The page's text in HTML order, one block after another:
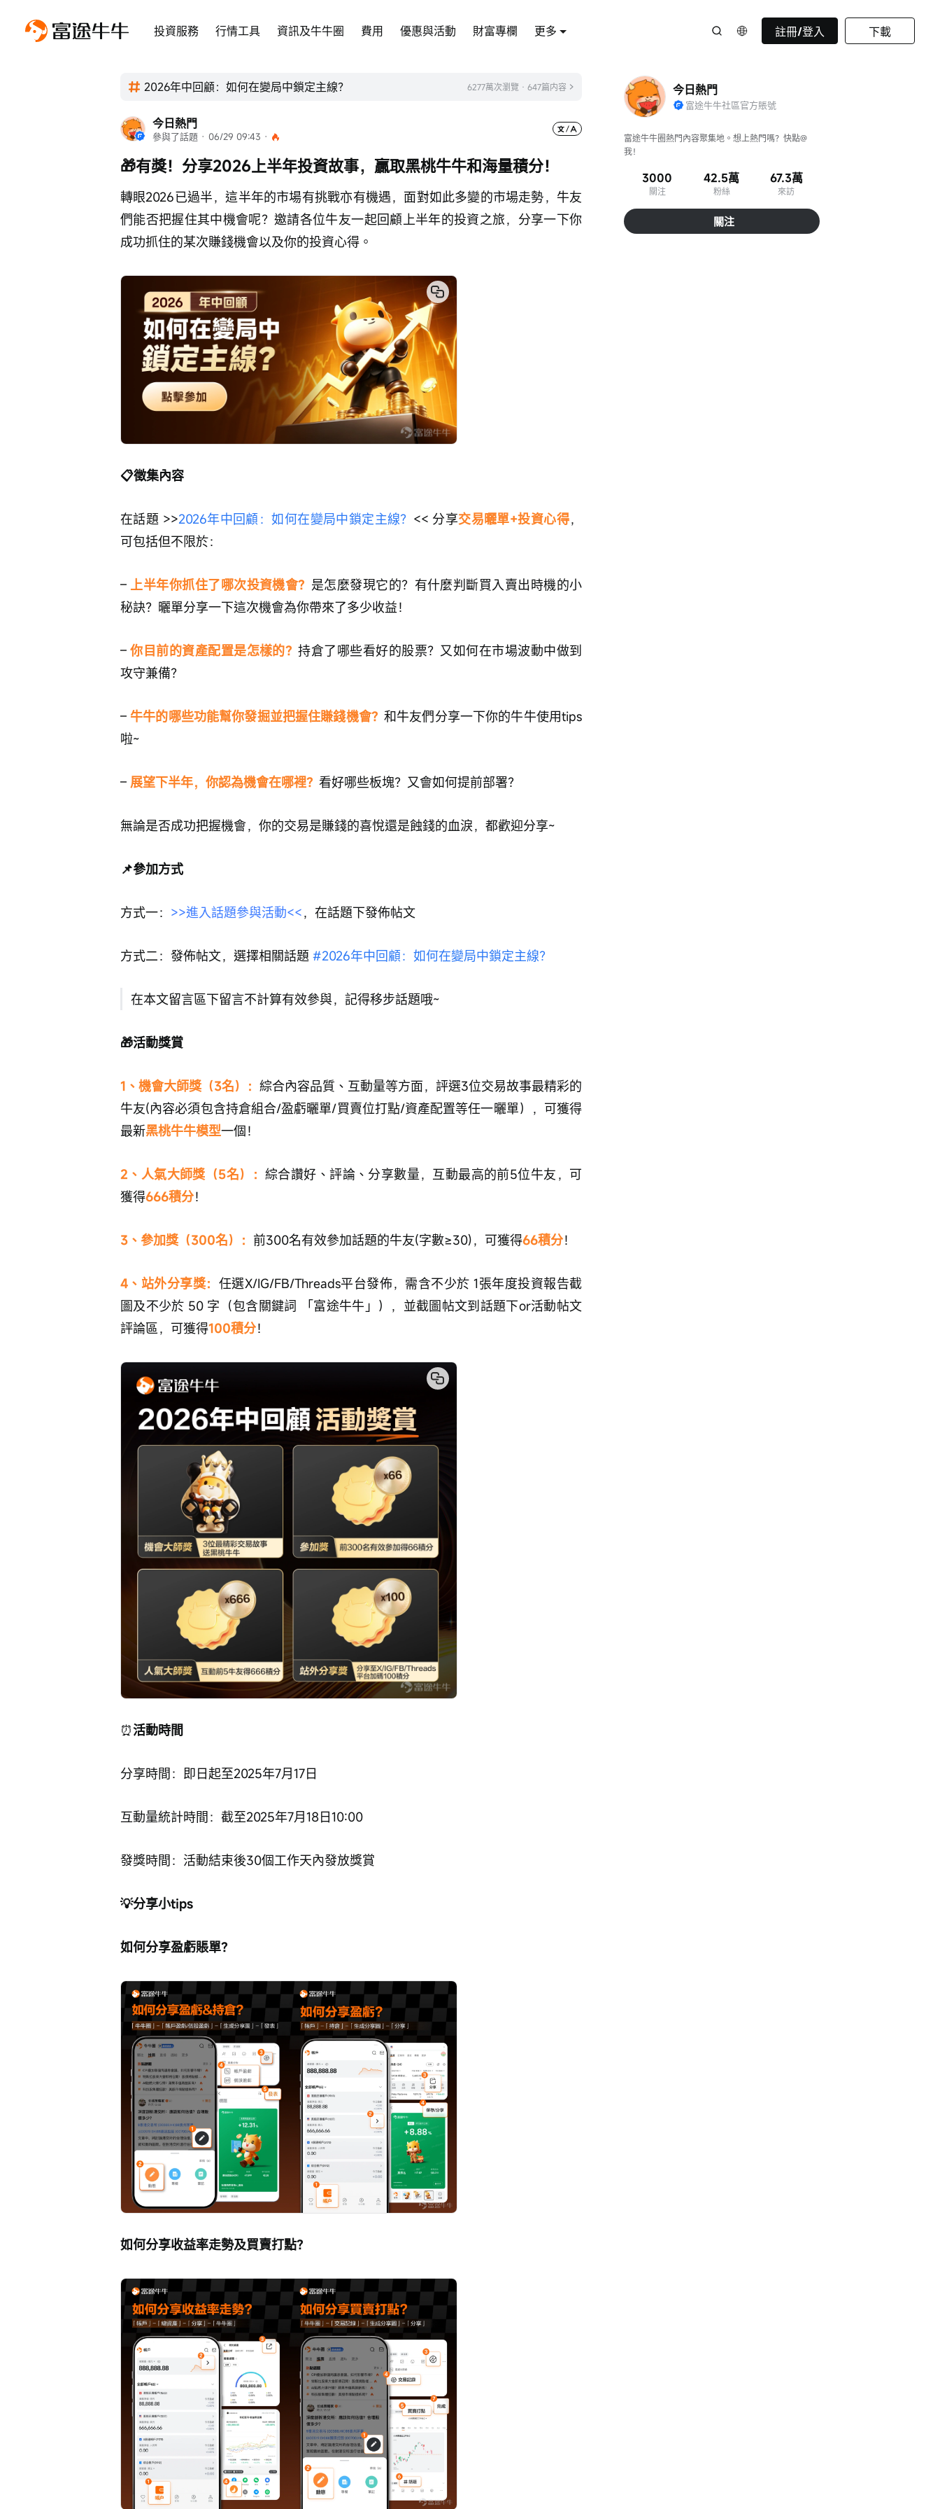
投資服務 行情工具 資訊及牛牛圈 費用 優惠與活動 財富專欄 更多 註冊/登入 下載
2026年中回顧：如何在變局中鎖定主線？ 6277萬次瀏覽 · 647篇内容
今日熱門
參與了話題 · 06/29 09:43 ·
🎁有獎！分享2026上半年投資故事，贏取黑桃牛牛和海量積分！
轉眼2026已過半，這半年的市場有挑戰亦有機遇，面對如此多變的市場走勢，牛友
們能否把握住其中機會呢？邀請各位牛友一起回顧上半年的投資之旅，分享一下你
成功抓住的某次賺錢機會以及你的投資心得。
📋徵集內容
在話題 >>2026年中回顧：如何在變局中鎖定主線？ << 分享交易曬單+投資心得，
可包括但不限於：
– 上半年你抓住了哪次投資機會？ 是怎麼發現它的？有什麼判斷買入賣出時機的小
秘訣？曬單分享一下這次機會為你帶來了多少收益！
– 你目前的資產配置是怎樣的？持倉了哪些看好的股票？又如何在市場波動中做到
攻守兼備？
– 牛牛的哪些功能幫你發掘並把握住賺錢機會？和牛友們分享一下你的牛牛使用tips
啦~
– 展望下半年，你認為機會在哪裡？ 看好哪些板塊？又會如何提前部署？
無論是否成功把握機會，你的交易是賺錢的喜悅還是蝕錢的血淚，都歡迎分享~
📌參加方式
方式一： >>進入話題參與活動<<，在話題下發佈帖文
方式二：發佈帖文，選擇相關話題 #2026年中回顧：如何在變局中鎖定主線？
在本文留言區下留言不計算有效參與，記得移步話題哦~
🎁活動獎賞
1、機會大師獎（3名）： 綜合內容品質、互動量等方面，評選3位交易故事最精彩的
牛友(內容必須包含持倉組合/盈虧曬單/買賣位打點/資產配置等任一曬單），可獲得
最新黑桃牛牛模型一個！
2、人氣大師獎（5名）： 綜合讚好、評論、分享數量，互動最高的前5位牛友，可
獲得666積分！
3、參加獎（300名）： 前300名有效參加話題的牛友(字數≥30)，可獲得66積分！
4、站外分享獎： 任選X/IG/FB/Threads平台發佈，需含不少於 1張年度投資報告截
圖及不少於 50 字（包含關鍵詞 「富途牛牛」），並截圖帖文到話題下or活動帖文
評論區，可獲得100積分！
⏰活動時間
分享時間：即日起至2025年7月17日
互動量統計時間：截至2025年7月18日10:00
發獎時間：活動結束後30個工作天內發放獎賞
💡分享小tips
如何分享盈虧賬單？
如何分享收益率走勢及買賣打點？
今日熱門
富途牛牛社區官方賬號
富途牛牛圈熱門內容聚集地。想上熱門嗎？快點@
我！
3000
關注
42.5萬
粉絲
67.3萬
來訪
關注